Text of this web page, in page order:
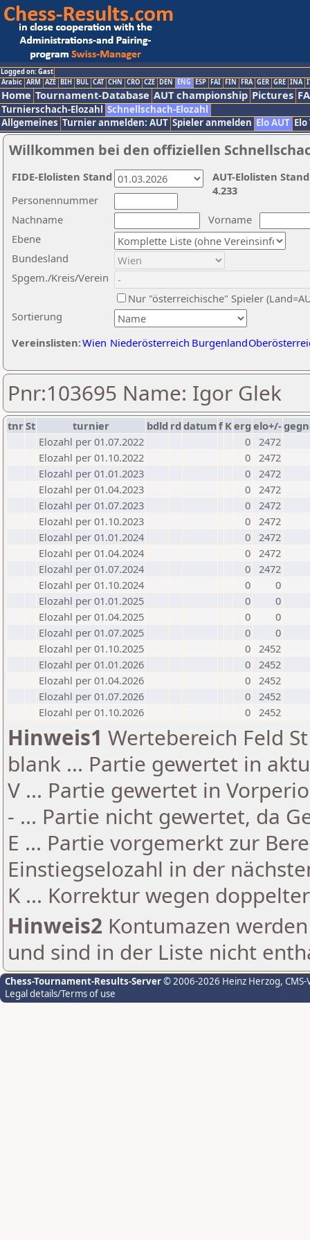
Logged on: Gast
Arabic ARM AZE BIH BUL CAT CHN CRO CZE DEN ENG ESP FAI FIN FRA GER GRE INA
Home Tournament-Database AUT championship Pictures
Turnierschach-Elozahl Schnellschach-Elozahl
Allgemeines Turnier anmelden: AUT Spieler anmelden Elo AUT
Willkommen bei den offiziellen
Nachname
Vorname
Ebene
Sortierung
Personennummer
Bundesland
Spgem./Kreis/Verein
Nur "österreichische" Spieler
Vereinslisten:Wien Niederösterreich Burgenland
AUT-Elolisten
4.233
FIDE-Elolisten Stand
Pnr:103695 Name: Igor Glek
tnrSt turnier bdld rd datumf Kerg elo+/-
Elozahl per 01.07.2022
0 2472
Elozahl per 01.10.2022
0 2472
Elozahl per 01.01.2023
0 2472
Elozahl per 01.04.2023
0 2472
Elozahl per 01.07.2023
0 2472
Elozahl per 01.10.2023
0 2472
Elozahl per 01.01.2024
0 2472
Elozahl per 01.04.2024
0 2472
Elozahl per 01.07.2024
0 2472
Elozahl per 01.10.2024
0
0
Elozahl per 01.01.2025
0
0
Elozahl per 01.04.2025
0
0
Elozahl per 01.07.2025
0
0
Elozahl per 01.10.2025
0 2452
Elozahl per 01.01.2026
0 2452
Elozahl per 01.04.2026
0 2452
Elozahl per 01.07.2026
0 2452
Elozahl per 01.10.2026
0 2452
Hinweis1 Wertebereich Feld
blank ... Partie gewertet in
V ... Partie gewertet in
- ... Partie nicht gewertet, da
E ... Partie vorgemerkt zur
Einstiegselozahl in der
K ... Korrektur wegen
Hinweis2 Kontumazen
und sind in der Liste nicht
Chess-Tournament-Results-Server© 2006-2026 Heinz Herzog,
Legal details/Terms of use